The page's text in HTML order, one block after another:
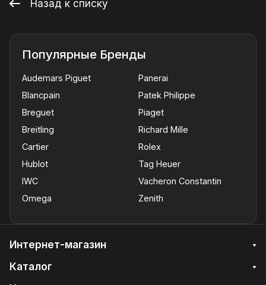
Назад к списку
Популярные Бренды
Audemars Piguet
Blancpain
Breguet
Breitling
Cartier
Hublot
IWC
Omega
Panerai
Patek Philippe
Piaget
Richard Mille
Rolex
Tag Heuer
Vacheron Constantin
Zenith
Интернет-магазин
Каталог